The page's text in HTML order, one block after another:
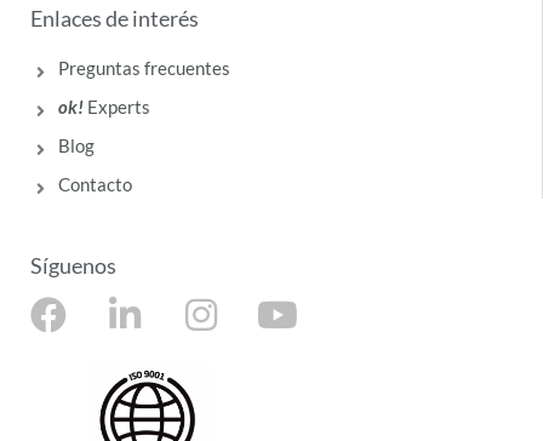
Enlaces de interés
Preguntas frecuentes
ok!Experts
Blog
Contacto
Síguenos
F
L
n
k
I
Y